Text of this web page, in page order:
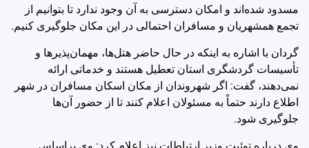
مسدود شده‌اند و امکان دسترسی به آن وجود ندارد تا بتوانیم از
تجمع همشهریان و مسافران احتمالی در این مکان جلوگیری کنیم.
گردان با اشاره به اینکه در حال حاضر هتل‌ها، مهمان‌پذیرها و
تأسیسات گردشگری استان تعطیل هستند و خدماتی ارائه
نمی‌دهند، گفت: اگر شهروندان از مکان اسکان مسافران در شهر
اطلاع دارند حتماً به مسئولان اعلام کنند تا از حضور آن‌ها
جلوگیری شود.